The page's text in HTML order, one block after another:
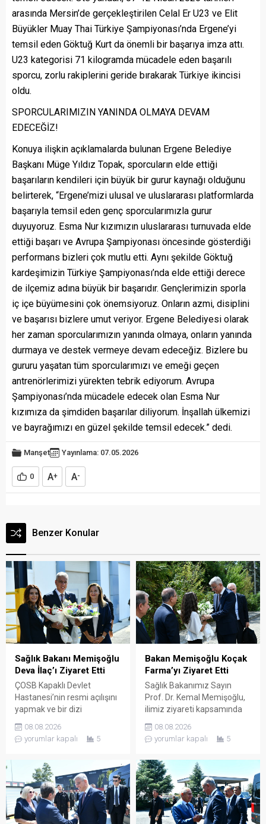
arasında Mersin’de gerçekleştirilen Celal Er U23 ve Elit
Büyükler Muay Thai Türkiye Şampiyonası’nda Ergene’yi
temsil eden Göktuğ Kurt da önemli bir başarıya imza attı.
U23 kategorisi 71 kilogramda mücadele eden başarılı
sporcu, zorlu rakiplerini geride bırakarak Türkiye ikincisi
oldu.
SPORCULARIMIZIN YANINDA OLMAYA DEVAM
EDECEĞİZ!
Konuya ilişkin açıklamalarda bulunan Ergene Belediye
Başkanı Müge Yıldız Topak, sporcuların elde ettiği
başarıların kendileri için büyük bir gurur kaynağı olduğunu
belirterek, “Ergene’mizi ulusal ve uluslararası platformlarda
başarıyla temsil eden genç sporcularımızla gurur
duyuyoruz. Esma Nur kızımızın uluslararası turnuvada elde
ettiği başarı ve Avrupa Şampiyonası öncesinde gösterdiği
performans bizleri çok mutlu etti. Aynı şekilde Göktuğ
kardeşimizin Türkiye Şampiyonası’nda elde ettiği derece
de ilçemiz adına büyük bir başarıdır. Gençlerimizin sporla
iç içe büyümesini çok önemsiyoruz. Onların azmi, disiplini
ve başarısı bizlere umut veriyor. Ergene Belediyesi olarak
her zaman sporcularımızın yanında olmaya, onların yanında
durmaya ve destek vermeye devam edeceğiz. Bizlere bu
gururu yaşatan tüm sporcularımızı ve emeği geçen
antrenörlerimizi yürekten tebrik ediyorum. Avrupa
Şampiyonası’nda mücadele edecek olan Esma Nur
kızımıza da şimdiden başarılar diliyorum. İnşallah ülkemizi
ve bayrağımızı en güzel şekilde temsil edecek.” dedi.
Manşet Yayınlama: 07.05.2026
0 A+ A-
Benzer Konular
Sağlık Bakanı Memişoğlu
Deva İlaç’ı Ziyaret Etti
ÇOSB Kapaklı Devlet
Hastanesi’nin resmi açılışını
yapmak ve bir dizi
üzere ilimize gelen Sağlık
Bakanımız Sayın Prof. Dr.
ziyareti kapsamında sağlık
sektörü için üretim yapan
firmaları ziyaret etti. Bu
doğrultuda ilaç ve ilaç
hammaddesi üreterek çok
08.08.2026
yorumlar kapalı
5
Bakan Memişoğlu Koçak
Farma’yı Ziyaret Etti
Sağlık Bakanımız Sayın
Prof. Dr. Kemal Memişoğlu,
ilimiz ziyareti kapsamında
üreterek çok sayıda ülkeye
ihraç eden Koçak Farma
içerisinde faaliyette bulunan
fabrikasını ziyaret etti.
Koçak Farma Yönetim
Kurulu Başkanı Ender Koçak
ve Koçak Farma yetkilileri
08.08.2026
yorumlar kapalı
5